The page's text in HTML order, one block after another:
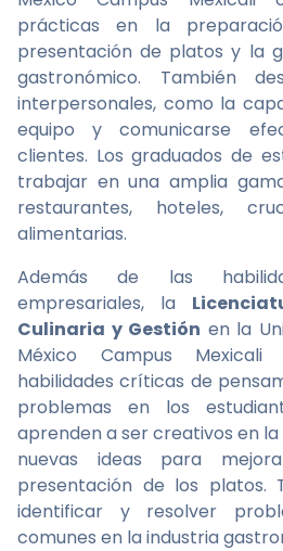
prácticas en la
presentación de platos y la
gastronómico. También
interpersonales, como la
equipo y comunicarse
clientes. Los graduados de
trabajar en una amplia
restaurantes, hoteles,
alimentarias.
Además de las
empresariales, la
Culinaria y Gestión en la
México Campus Mexicali
habilidades críticas de
problemas en los
aprenden a ser creativos en
nuevas ideas para
presentación de los platos.
identificar y resolver
comunes en la industria